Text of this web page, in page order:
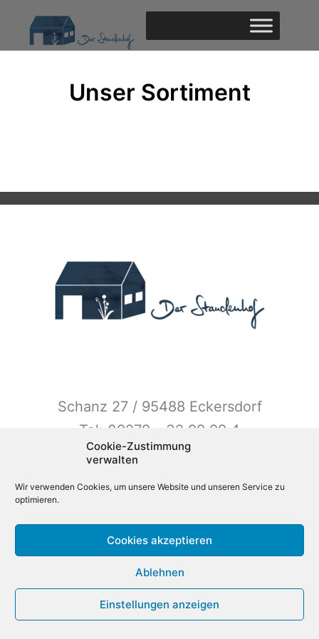
Cookie-Zustimmung
verwalten
Wir verwenden Cookies, um unsere Website und unseren Service zu
optimieren.
Cookies akzeptieren
Ablehnen
Einstellungen anzeigen
Unser Sortiment
Schanz 27 / 95488 Eckersdorf
Tel: 09279 – 32 99 99 4
kontakt@Der-Staudenhof.de
Instagram